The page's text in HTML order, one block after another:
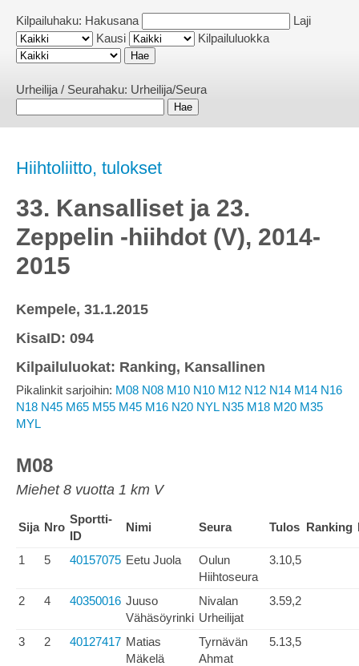
Kilpailuhaku: Hakusana
Laji
Kausi
Kilpailuluokka
Urheilija / Seurahaku: Urheilija/Seura
Hiihtoliitto, tulokset
33. Kansalliset ja 23.
Zeppelin -hiihdot (V), 2014-
2015
Kempele, 31.1.2015
KisaID: 094
Kilpailuluokat: Ranking, Kansallinen
Pikalinkit sarjoihin: M08 N08 M10 N10 M12 N12 N14 M14 N16
N18 N45 M65 M55 M45 M16 N20 NYL N35 M18 M20 M35
MYL
M08
Miehet 8 vuotta 1 km V
Sija Nro
Sportti-
ID
Nimi Seura Tulos Ranking
1 5 40157075 Eetu Juola
Oulun
Hiihtoseura
3.10,5
2 4 40350016 Juuso
Vähäsöyrinki
Nivalan
Urheilijat
3.59,2
3 2 40127417 Matias
Mäkelä
Tyrnävän
Ahmat
5.13,5